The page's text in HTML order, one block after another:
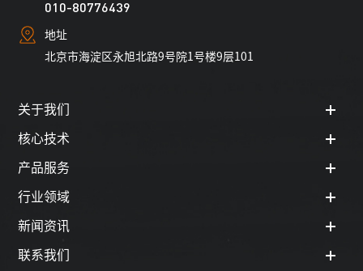
010-80776439
地址
北京市海淀区永旭北路9号院1号楼9层101
关于我们
核心技术
产品服务
行业领域
新闻资讯
联系我们